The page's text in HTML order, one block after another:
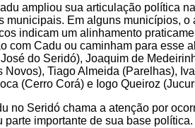
ampliou sua articulação política
municipais. Em alguns municípios,
indicam um alinhamento
com Cadu ou caminham para esse
do Seridó), Joaquim de
Novos), Tiago Almeida (Parelhas),
(Cerro Corá) e Iogo Queiroz
no Seridó chama a atenção por
parte importante de sua base